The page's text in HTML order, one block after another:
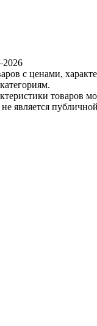
с ценами,
товаров
является